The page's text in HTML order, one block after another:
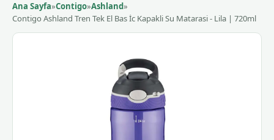
Ana Sayfa»Contigo»Ashland»
Contigo Ashland Tren Tek El Bas İc Kapakli Su Matarasi - Lila | 720ml